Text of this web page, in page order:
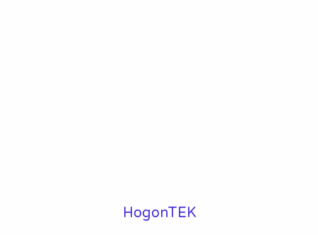
HogonTEK